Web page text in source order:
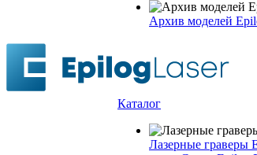
Архив моделей
Каталог
Лазерные граверы